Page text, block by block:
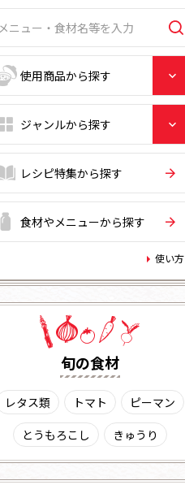
レシピ特集から探す
食材やメニューから探す
使い方
旬の⾷材
レタス類 トマト
ピーマン
とうもろこし
きゅうり